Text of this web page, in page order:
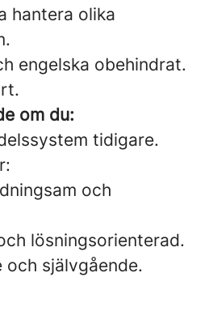
hantera olika
engelska obehindrat.
om du:
tidigare.
och
lösningsorienterad.
självgående.